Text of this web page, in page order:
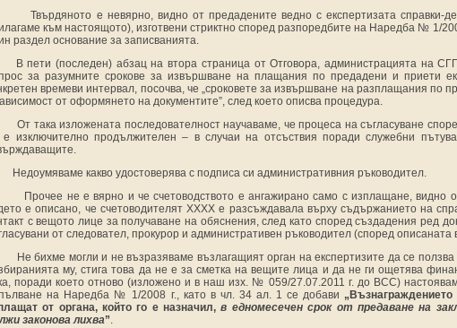
Твърдяното е невярно, видно от предадените ведно с експертизата справки-
към настоящото), изготвени стриктно според разпоредбите на Наредба № 1/
раздел основание за записванията.
В пети (последен) абзац на втора страница от Отговора, администрацията на
за разумните срокове за извършване на плащания по предадени и приети
времеви интервал, посочва, че „сроковете за извършване на разплащания по
от оформянето на документите”, след което описва процедура.
От така изложената последователност научаваме, че процеса на съгласуване
изключително продължителен – в случаи на отсъствия поради служебни
Недоумяваме какво удостоверява с подписа си административния ръководител.
Прочее не е вярно и че счетоводството е ангажирано само с изплащане, видно
е описано, че счетоводителят ХХХХ е разсъждавала върху съдържанието на
с вещото лице за получаване на обяснения, след като според създадения ред
от следовател, прокурор и административен ръководител (според описаната
Не бихме могли и не възразяваме възлагащият орган на експертизите да се
му, стига това да не е за сметка на вещите лица и да не ги ощетява
поради което отново (изложено и в наш изх. № 059/27.07.2011 г. до ВСС)
на Наредба № 1/2008 г., като в чл. 34 ал. 1 се добави
от органа, който го е назначил,в едномесечен срок от предаване на
законова лихва”.